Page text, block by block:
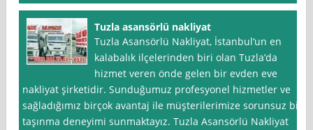
Tuzla asansörlü nakliyat
Tuzla Asansörlü Nakliyat, İstanbul‘un en
kalabalık ilçelerinden biri olan Tuzla’da
hizmet veren önde gelen bir evden eve
nakliyat şirketidir. Sunduğumuz profesyonel hizmetler ve
sağladığımız birçok avantaj ile müşterilerimize sorunsuz bir
taşınma deneyimi sunmaktayız. Tuzla Asansörlü Nakliyat